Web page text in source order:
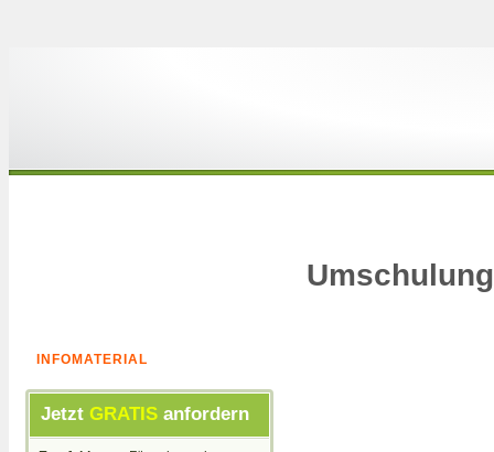
INFOMATERIAL
Jetzt GRATIS anfordern